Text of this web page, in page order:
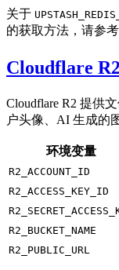
关于
的获取方法，请参考
Cloudflare
Cloudflare R2 提供
户头像、AI 生成的
环境变量
R2_ACCOUNT_ID
R2_ACCESS_KEY_ID
R2_BUCKET_NAME
R2_PUBLIC_URL